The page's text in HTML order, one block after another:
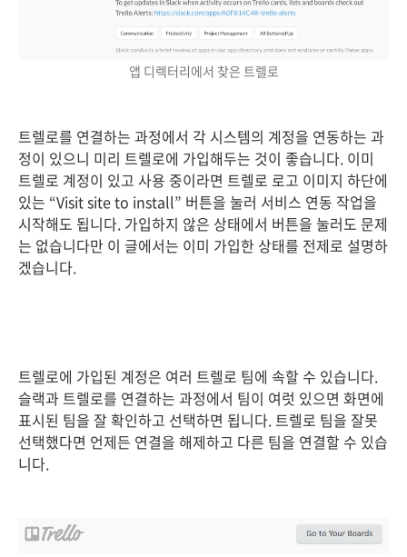
앱 디렉터리에서 찾은 트렐로
트렐로를 연결하는 과정에서 각 시스템의 계정을 연동하는 과
정이 있으니 미리 트렐로에 가입해두는 것이 좋습니다. 이미
트렐로 계정이 있고 사용 중이라면 트렐로 로고 이미지 하단에
있는 “Visit site to install” 버튼을 눌러 서비스 연동 작업을
시작해도 됩니다. 가입하지 않은 상태에서 버튼을 눌러도 문제
는 없습니다만 이 글에서는 이미 가입한 상태를 전제로 설명하
겠습니다.
트렐로에 가입된 계정은 여러 트렐로 팀에 속할 수 있습니다.
슬랙과 트렐로를 연결하는 과정에서 팀이 여럿 있으면 화면에
표시된 팀을 잘 확인하고 선택하면 됩니다. 트렐로 팀을 잘못
선택했다면 언제든 연결을 해제하고 다른 팀을 연결할 수 있습
니다.